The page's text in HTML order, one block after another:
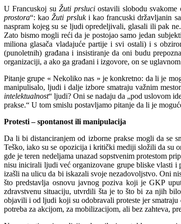
U Francuskoj suŽuti prsluciostavili slobodu svakome
prostora“: kaoŽuti prsluki kao francuski državljanin
naspram kojeg su se ljudi opredeljivali, glasali ili pak
Zato bismo mogli reći da je postojao samo jedan
miliona glasača vladajuće partije i svi ostali) i s
(punoletnih) građana i insistiranje da oni budu
organizaciji, a ako ga građani i izgovore, on se
Pitanje grupe « Nekoliko nas » je konkretno: da li je
manipulisalo, ljudi i dalje izbore smatraju važnim
intelektualnost“ ljudi? Oni se nadaju da „pod uslovom
prakse.“ U tom smislu postavljamo pitanje da li je
Protesti – spontanost ili manipulacija
Da li bi distanciranjem od izborne prakse mogli da se
Teško, iako su se opozicija i kritički mediji složili da su
gde je teren nedeljama unazad sopstvenim protestom
nisu inicirali ljudi već organizovane grupe bliske vlasti
izašli na ulicu da bi iskazali svoje nezadovoljstvo. Oni
što predstavlja osnovu javnog poziva koji je GKP
zdravstvenu situaciju, utvrdili šta je to što bi za njih
objavili i od ljudi koji su odobravali proteste jer
potreba za akcijom, za mobilizacijom, ali bez zahteva,